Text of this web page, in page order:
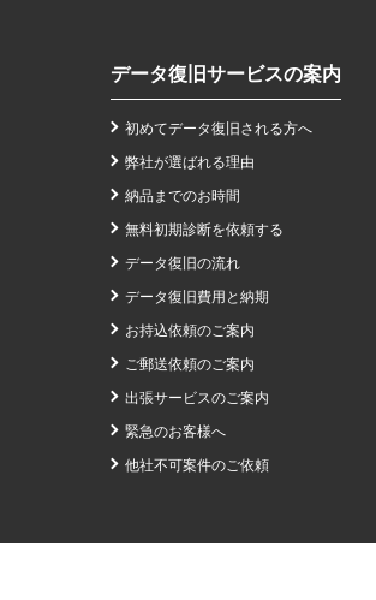
データ復旧サービスの案内
初めてデータ復旧される方へ
弊社が選ばれる理由
納品までのお時間
無料初期診断を依頼する
データ復旧の流れ
データ復旧費用と納期
お持込依頼のご案内
ご郵送依頼のご案内
出張サービスのご案内
緊急のお客様へ
他社不可案件のご依頼